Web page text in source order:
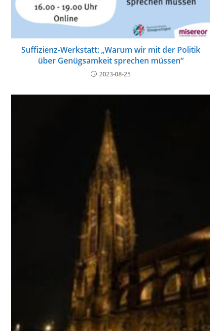
Suffizienz-Werkstatt: „Warum wir mit der Politik
über Genügsamkeit sprechen müssen“
2023-08-25